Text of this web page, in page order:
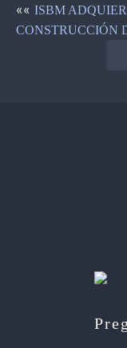
«« ISBM
CONSTRUCCIÓN